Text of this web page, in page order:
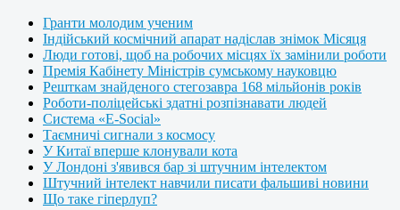
Гранти молодим ученим
Індійський космічний апарат надіслав знімок Місяця
Люди готові, щоб на робочих місцях їх замінили роботи
Премія Кабінету Міністрів сумському науковцю
Решткам знайденого стегозавра 168 мільйонів років
Роботи-поліцейські здатні розпізнавати людей
Система «E-Social»
Таємничі сигнали з космосу
У Китаї вперше клонували кота
У Лондоні з'явився бар зі штучним інтелектом
Штучний інтелект навчили писати фальшиві новини
Що таке гіперлуп?